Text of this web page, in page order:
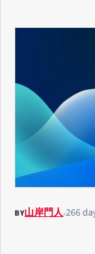
BY山岸門人 266